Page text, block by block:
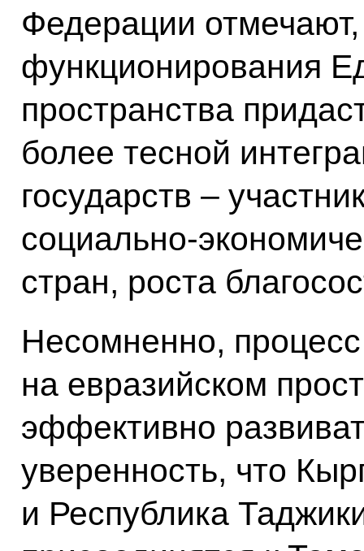
Федерации
функционирования
пространства
более тесной
государств –
социально-
стран, роста
Несомненно,
на евразийском
эффективно
уверенность, что
и Республика